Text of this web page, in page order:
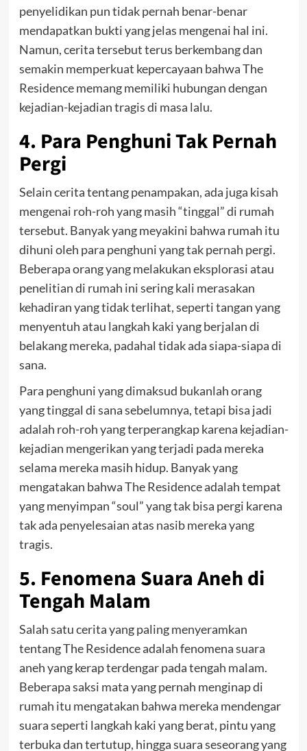
penyelidikan pun tidak pernah benar-benar
mendapatkan bukti yang jelas mengenai hal ini.
Namun, cerita tersebut terus berkembang dan
semakin memperkuat kepercayaan bahwa The
Residence memang memiliki hubungan dengan
kejadian-kejadian tragis di masa lalu.
4. Para Penghuni Tak Pernah
Pergi
Selain cerita tentang penampakan, ada juga kisah
mengenai roh-roh yang masih “tinggal” di rumah
tersebut. Banyak yang meyakini bahwa rumah itu
dihuni oleh para penghuni yang tak pernah pergi.
Beberapa orang yang melakukan eksplorasi atau
penelitian di rumah ini sering kali merasakan
kehadiran yang tidak terlihat, seperti tangan yang
menyentuh atau langkah kaki yang berjalan di
belakang mereka, padahal tidak ada siapa-siapa di
sana.
Para penghuni yang dimaksud bukanlah orang
yang tinggal di sana sebelumnya, tetapi bisa jadi
adalah roh-roh yang terperangkap karena kejadian-
kejadian mengerikan yang terjadi pada mereka
selama mereka masih hidup. Banyak yang
mengatakan bahwa The Residence adalah tempat
yang menyimpan “soul” yang tak bisa pergi karena
tak ada penyelesaian atas nasib mereka yang
tragis.
5. Fenomena Suara Aneh di
Tengah Malam
Salah satu cerita yang paling menyeramkan
tentang The Residence adalah fenomena suara
aneh yang kerap terdengar pada tengah malam.
Beberapa saksi mata yang pernah menginap di
rumah itu mengatakan bahwa mereka mendengar
suara seperti langkah kaki yang berat, pintu yang
terbuka dan tertutup, hingga suara seseorang yang